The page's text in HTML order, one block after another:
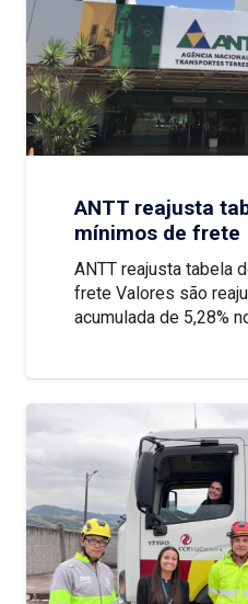
ANTT reajusta
mínimos de frete
ANTT reajusta tabela
frete Valores são
acumulada de 5,28%